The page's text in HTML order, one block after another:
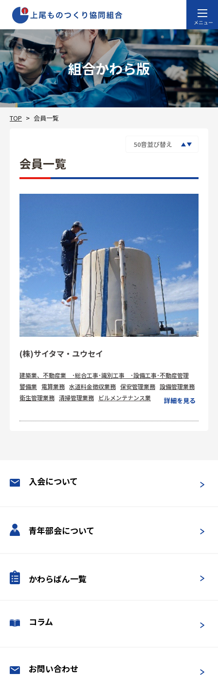
組合かわら版
入会について
青年部会について
かわらばん一覧
コラム
お問い合わせ
TOP 会員一覧
会員一覧
(株)サイタマ・ユウセイ
建築業、不動産業 ･総合工事･識別工事 ･設備工事･不動産管理
警備業
電算業務 水道料金徴収業務 保安管理業務 設備管理業務
衛生管理業務 清掃管理業務 ビルメンテナンス業 詳細を見る